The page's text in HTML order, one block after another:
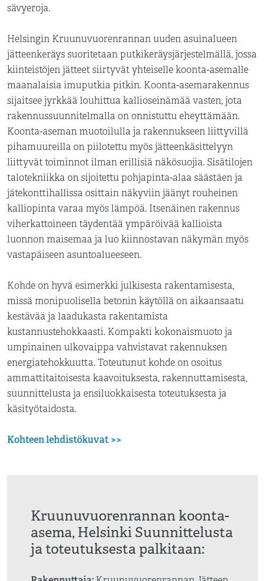
sävyeroja.
Helsingin Kruunuvuorenrannan uuden asuinalueen
jätteenkeräys suoritetaan putkikeräysjärjestelmällä, jossa
kiinteistöjen jätteet siirtyvät yhteiselle koonta-asemalle
maanalaisia imuputkia pitkin. Koonta-asemarakennus
sijaitsee jyrkkää louhittua kallioseinämää vasten, jota
rakennussuunnitelmalla on onnistuttu eheyttämään.
Koonta-aseman muotoilulla ja rakennukseen liittyvillä
pihamuureilla on piilotettu myös jätteenkäsittelyyn
liittyvät toiminnot ilman erillisiä näkösuojia. Sisätilojen
talotekniikka on sijoitettu pohjapinta-alaa säästäen ja
jätekonttihallissa osittain näkyviin jäänyt rouheinen
kalliopinta varaa myös lämpöä. Itsenäinen rakennus
viherkattoineen täydentää ympäröivää kallioista
luonnon maisemaa ja luo kiinnostavan näkymän myös
vastapäiseen asuntoalueeseen.
Kohde on hyvä esimerkki julkisesta rakentamisesta,
missä monipuolisella betonin käytöllä on aikaansaatu
kestävää ja laadukasta rakentamista
kustannustehokkaasti. Kompakti kokonaismuoto ja
umpinainen ulkovaippa vahvistavat rakennuksen
energiatehokkuutta. Toteutunut kohde on osoitus
ammattitaitoisesta kaavoituksesta, rakennuttamisesta,
suunnittelusta ja ensiluokkaisesta toteutuksesta ja
käsityötaidosta.
Kohteen lehdistökuvat >>
Kruunuvuorenrannan koonta-
asema, Helsinki Suunnittelusta
ja toteutuksesta palkitaan: